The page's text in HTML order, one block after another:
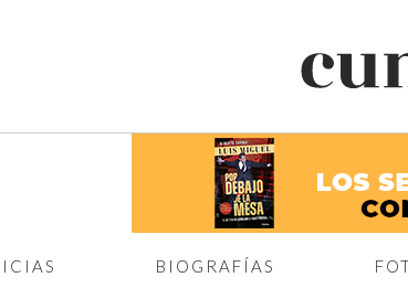
BIOGRAFÍAS